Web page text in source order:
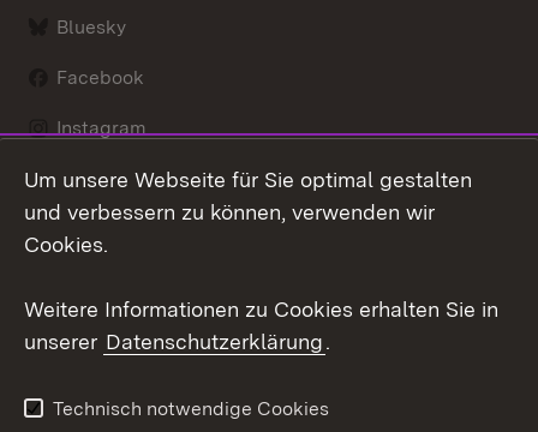
Bluesky
Facebook
Instagram
LinkedIn
Datenschutz
Barrierefreiheit
Um unsere Webseite für Sie optimal gestalten
und verbessern zu können, verwenden wir
Cookies.
Weitere Informationen zu Cookies erhalten Sie in
unserer Datenschutzerklärung.
Technisch notwendige Cookies